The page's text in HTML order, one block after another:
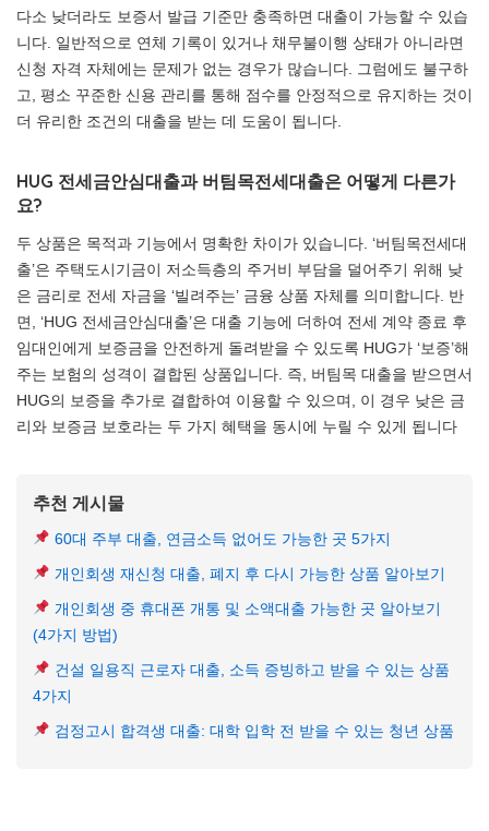
다소 낮더라도 보증서 발급 기준만 충족하면 대출이 가능할 수 있습
니다. 일반적으로 연체 기록이 있거나 채무불이행 상태가 아니라면
신청 자격 자체에는 문제가 없는 경우가 많습니다. 그럼에도 불구하
고, 평소 꾸준한 신용 관리를 통해 점수를 안정적으로 유지하는 것이
더 유리한 조건의 대출을 받는 데 도움이 됩니다.
HUG 전세금안심대출과 버팀목전세대출은 어떻게 다른가
요?
두 상품은 목적과 기능에서 명확한 차이가 있습니다. ‘버팀목전세대
출’은 주택도시기금이 저소득층의 주거비 부담을 덜어주기 위해 낮
은 금리로 전세 자금을 ‘빌려주는’ 금융 상품 자체를 의미합니다. 반
면, ‘HUG 전세금안심대출’은 대출 기능에 더하여 전세 계약 종료 후
임대인에게 보증금을 안전하게 돌려받을 수 있도록 HUG가 ‘보증’해
주는 보험의 성격이 결합된 상품입니다. 즉, 버팀목 대출을 받으면서
HUG의 보증을 추가로 결합하여 이용할 수 있으며, 이 경우 낮은 금
리와 보증금 보호라는 두 가지 혜택을 동시에 누릴 수 있게 됩니다
추천 게시물
60대 주부 대출, 연금소득 없어도 가능한 곳 5가지
개인회생 재신청 대출, 폐지 후 다시 가능한 상품 알아보기
개인회생 중 휴대폰 개통 및 소액대출 가능한 곳 알아보기
(4가지 방법)
건설 일용직 근로자 대출, 소득 증빙하고 받을 수 있는 상품
4가지
검정고시 합격생 대출: 대학 입학 전 받을 수 있는 청년 상품